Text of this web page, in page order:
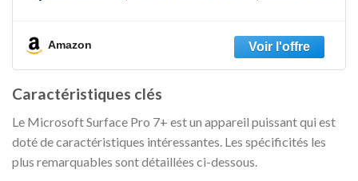
Amazon
Caractéristiques clés
Le Microsoft Surface Pro 7+ est un appareil puissant qui est
doté de caractéristiques intéressantes. Les spécificités les
plus remarquables sont détaillées ci-dessous.